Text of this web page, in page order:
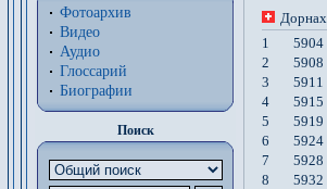
Фотоархив
Видео
Аудио
Глоссарий
Биографии
Поиск
Дорнах
1
5904
2
5908
3
5911
4
5915
5
5919
6
5924
7
5928
8
5932